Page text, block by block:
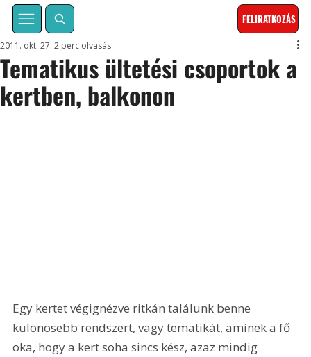
FELIRATKOZÁS
Tematikus ültetési csoportok a
kertben, balkonon
2011. okt. 27. 2 perc olvasás
Egy kertet végignézve ritkán találunk benne
különösebb rendszert, vagy tematikát, aminek a fő
oka, hogy a kert soha sincs kész, azaz mindig